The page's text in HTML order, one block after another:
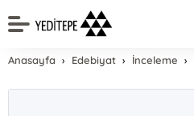
Anasayfa Edebiyat İnceleme